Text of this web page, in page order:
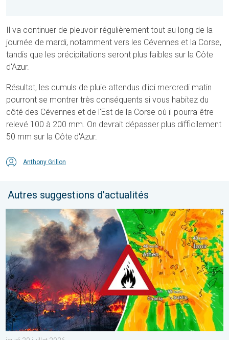
Il va continuer de pleuvoir régulièrement tout au long de la
journée de mardi, notamment vers les Cévennes et la Corse,
tandis que les précipitations seront plus faibles sur la Côte
d'Azur.
Résultat, les cumuls de pluie attendus d'ici mercredi matin
pourront se montrer très conséquents si vous habitez du
côté des Cévennes et de l'Est de la Corse où il pourra être
relevé 100 à 200 mm. On devrait dépasser plus difficilement
50 mm sur la Côte d'Azur.
Anthony Grillon
Autres suggestions d'actualités
Des feux font rage en Europe du Sud. Chaleur et vent fort. . .